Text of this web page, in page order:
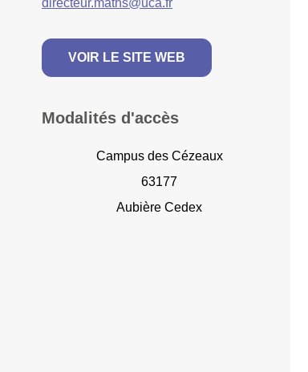
directeur.maths@uca.fr
VOIR LE SITE WEB
Modalités d'accès
Campus des Cézeaux
63177
Aubière Cedex